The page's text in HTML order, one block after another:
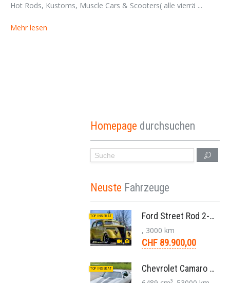
Hot Rods, Kustoms, Muscle Cars & Scooters( alle vierrä ...
Mehr lesen
Homepage durchsuchen
Neuste Fahrzeuge
TOP INSERAT Ford Street Rod 2-Door V8 Aut. 1937
, 3000 km
CHF 89.900,00
TOP INSERAT Chevrolet Camaro SS 396 LS3 Coupe Aut. 1971